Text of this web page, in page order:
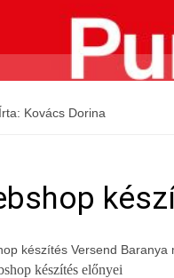
Írta: Kovács Dorina
készítés Versend Baranya
készítés előnyei